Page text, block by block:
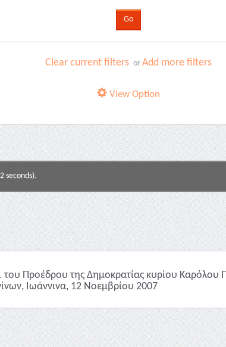
Clear current filters orAdd more filters
View Option
seconds).
Προέδρου της Δημοκρατίας κυρίου Καρόλου
Ιωάννινα, 12 Νοεμβρίου 2007